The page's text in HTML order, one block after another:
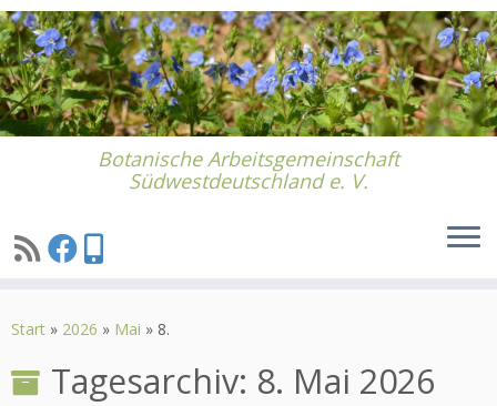
Inhalt
Botanische Arbeitsgemeinschaft
Südwestdeutschland e. V.
Start » 2026 » Mai » 8.
Tagesarchiv: 8. Mai 2026